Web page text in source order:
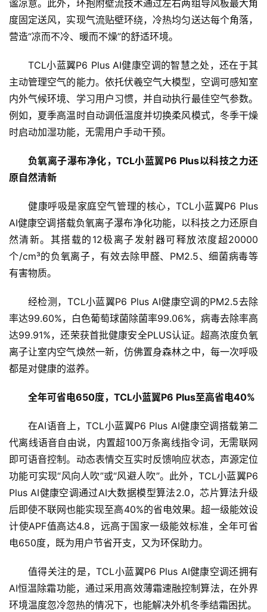
商
业
费
生
活
科
财
教
育
专
汽
车
·
新
谧凉意。此外，环抱附壁流技术通过左右两组导风板最大角
度固定送风，实现气流贴壁环绕，冷热均匀送达每个角落，
营造“凉而不冷、暖而不燥”的舒适环境。
TCL小蓝翼P6 Plus AI健康空调的智慧之处，还在于其
主动管理空气的能力。依托伏羲空气大模型，空调可感知室
内外气候环境、学习用户习惯，并自动执行最佳空气参数。
例如，夏季高温时自动调低温度并切换柔风模式，冬季干燥
时启动加湿功能，无需用户手动干预。
负氧离子瀑布净化，TCL小蓝翼P6 Plus以科技之力还
原自然清新
健康呼吸是家庭空气管理的核心，TCL小蓝翼P6 Plus
AI健康空调搭载负氧离子瀑布净化功能，以科技之力还原自
然清新。其搭载的12极离子发射器可释放浓度超20000
个/cm³的负氧离子，有效去除甲醛、PM2.5、细菌病毒等
有害物质。
经检测，TCL小蓝翼P6 Plus AI健康空调的PM2.5去除
率达99.60%，白色葡萄球菌除菌率99.06%，病毒去除率高
达99.91%，还荣获首批健康安全PLUS认证。超高浓度负氧
离子让室内空气焕然一新，仿佛置身森林之中，每一次呼吸
都是对健康的滋养。
全年可省电650度，TCL小蓝翼P6 Plus至高省电40%
在AI语音上，TCL小蓝翼P6 Plus AI健康空调搭载第二
代离线语音自由说，内置超100万条离线指令词，无需联网
即可语音控制。动态表情交互实时反馈响应状态，声源定位
功能可实现“风向人吹”或“风避人吹”。此外，TCL小蓝翼P6
Plus AI健康空调通过AI大数据模型算法2.0，芯片算法升级
后即使不联网也能实现至高40%的省电效果。超一级能效设
计使APF值高达4.8，远高于国家一级能效标准，全年可省
电650度，既为用户节省开支，又为环保助力。
值得关注的是，TCL小蓝翼P6 Plus AI健康空调还拥有
AI恒温除霜功能，通过采用高效薄霜速融控制算法，在外界
环境温度忽冷忽热的情况下，也能解决外机冬季结霜困扰。